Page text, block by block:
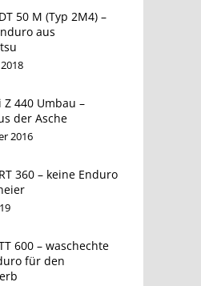
50 M (Typ 2M4) –
aus
Z 440 Umbau –
der Asche
2016
360 – keine Enduro
600 – waschechte
für den